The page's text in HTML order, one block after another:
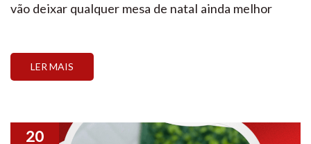
vão deixar qualquer mesa de natal ainda melhor
LER MAIS
20